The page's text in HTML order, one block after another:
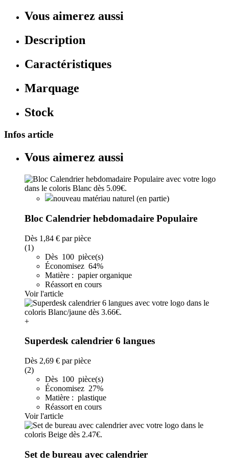
Vous aimerez aussi
Description
Caractéristiques
Marquage
Stock
Infos article
Vous aimerez aussi
nouveau matériau naturel (en partie)
Bloc Calendrier hebdomadaire Populaire
Dès 1,84 € par pièce
(1)
Dès 100 pièce(s)
Économisez 64%
Matière : papier organique
Réassort en cours
Voir l'article
+
Superdesk calendrier 6 langues
Dès 2,69 € par pièce
(2)
Dès 100 pièce(s)
Économisez 27%
Matière : plastique
Réassort en cours
Voir l'article
Set de bureau avec calendrier